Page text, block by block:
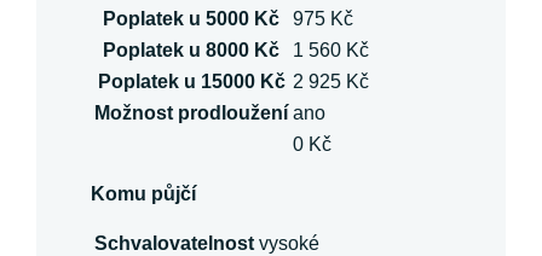
Poplatek u 5000 Kč
975 Kč
Poplatek u 8000 Kč
1 560 Kč
Poplatek u 15000 Kč 2 925 Kč
Možnost prodloužení ano
0 Kč
Komu půjčí
Schvalovatelnost vysoké